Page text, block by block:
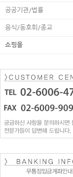
공공기관/법률
음식/동호회/종교
쇼핑몰